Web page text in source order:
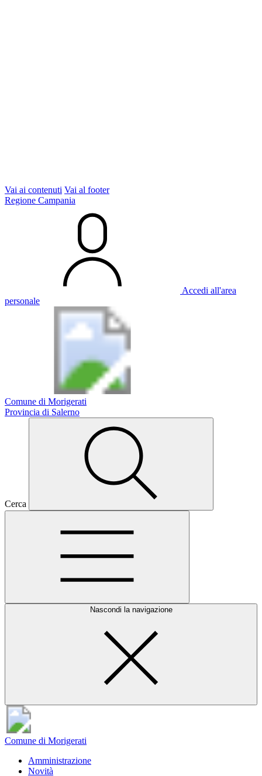
Vai ai contenuti Vai al footer
Regione Campania
Accedi all'area
personale
Comune di Morigerati
Provincia di Salerno
Cerca
Nascondi la navigazione
Comune di Morigerati
Amministrazione
Novità